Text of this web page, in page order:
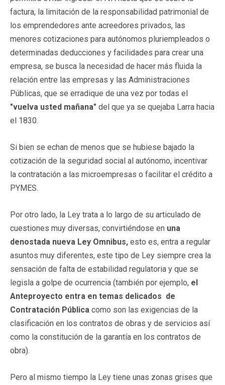
factura, la limitación de la responsabilidad patrimonial de
los emprendedores ante acreedores privados, las
menores cotizaciones para autónomos pluriempleados o
determinadas deducciones y facilidades para crear una
empresa, se busca la necesidad de hacer más fluida la
relación entre las empresas y las Administraciones
Públicas, que se erradique de una vez por todas el
"vuelva usted mañana" del que ya se quejaba Larra hacia
el 1830.
Si bien se echan de menos que se hubiese bajado la
cotización de la seguridad social al autónomo, incentivar
la contratación a las microempresas o facilitar el crédito a
PYMES.
Por otro lado, la Ley trata a lo largo de su articulado de
cuestiones muy diversas, convirtiéndose en una
denostada nueva Ley Omnibus, esto es, entra a regular
asuntos muy diferentes, este tipo de Ley siempre crea la
sensación de falta de estabilidad regulatoria y que se
legisla a golpe de ocurrencia (también por ejemplo, el
Anteproyecto entra en temas delicados de
Contratación Pública como son las exigencias de la
clasificación en los contratos de obras y de servicios así
como la constitución de la garantía en los contratos de
obra).
Pero al mismo tiempo la Ley tiene unas zonas grises que